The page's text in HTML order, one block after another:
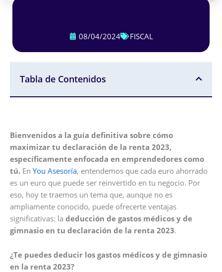
08/04/2024 FISCAL
Tabla de Contenidos
Bienvenidos a la guía definitiva sobre cómo
maximizar tu declaración de la renta 2023,
específicamente enfocada en emprendedores como
tú. En You Asesoría, entendemos que cada euro ahorrado
es un euro que puede ser reinvertido en tu negocio. Por
eso, hoy te traemos un tema que, aunque no es
ampliamente conocido, puede ofrecerte ventajas
significativas: la deducción de gastos médicos y de
gimnasio en tu declaración de la renta 2023.
¿Te puedes deducir los gastos médicos y de gimnasio
en la renta 2023?